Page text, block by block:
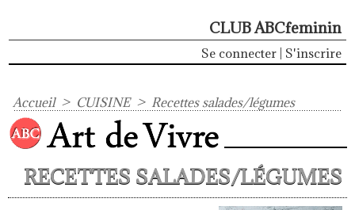
CLUB ABCfeminin
Se connecter S'inscrire
Accueil > CUISINE > Recettes salades/légumes
RECETTES SALADES/LÉGUMES